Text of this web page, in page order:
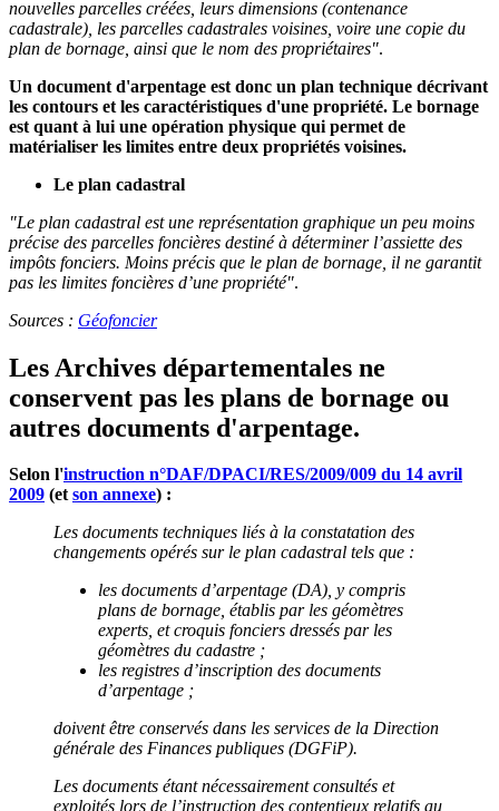
nouvelles parcelles créées, leurs dimensions (contenance
cadastrale), les parcelles cadastrales voisines, voire une copie du
plan de bornage, ainsi que le nom des propriétaires".
Un document d'arpentage est donc un plan technique décrivant
les contours et les caractéristiques d'une propriété. Le bornage
est quant à lui une opération physique qui permet de
matérialiser les limites entre deux propriétés voisines.
Le plan cadastral
"Le plan cadastral est une représentation graphique un peu moins
précise des parcelles foncières destiné à déterminer l’assiette des
impôts fonciers. Moins précis que le plan de bornage, il ne garantit
pas les limites foncières d’une propriété".
Sources : Géofoncier
Les Archives départementales ne
conservent pas les plans de bornage ou
autres documents d'arpentage.
Selon l'instruction n°DAF/DPACI/RES/2009/009 du 14 avril
2009 (etson annexe) :
Les documents techniques liés à la constatation des
changements opérés sur le plan cadastral tels que :
les documents d’arpentage (DA), y compris
plans de bornage, établis par les géomètres
experts, et croquis fonciers dressés par les
géomètres du cadastre ;
les registres d’inscription des documents
d’arpentage ;
doivent être conservés dans les services de la Direction
générale des Finances publiques (DGFiP).
Les documents étant nécessairement consultés et
exploités lors de l’instruction des contentieux relatifs au